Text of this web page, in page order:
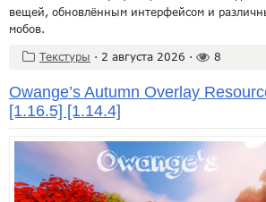
вещей, обновлённым интерфейсом и
мобов.
Текстуры · 2 августа 2026 · 8
Owange’s Autumn Overlay
[1.16.5] [1.14.4]